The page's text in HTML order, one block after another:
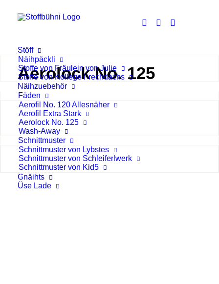
Stöff
Näihpäckli
Stoffe von Fräulein von Julie
Stoffe von Kollege Frechdachs
Näihzuebehör
Fäden
Aerofil No. 120 Allesnäher
Aerofil Extra Stark
Aerolock No. 125
Wash-Away
Schnittmuster
Schnittmuster von Lybstes
Schnittmuster von Schleiferlwerk
Schnittmuster von Kid5
Gnäihts
Üse Lade
Aerolock No. 125
NICHT VORRÄTIG